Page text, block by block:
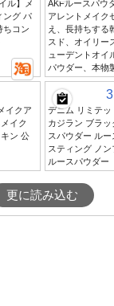
ル】メ
ング パ
ちコン
AKFルースパウ
アレントメイク
え、長持ちする
スド、オイリー
ューデントオイ
パウダー、本物
イクア
イク
ン 公
デニム リミテッ
カジラン ブラ
スパウダー ル
スティング ノ
ルースパウダー
更に読み込む